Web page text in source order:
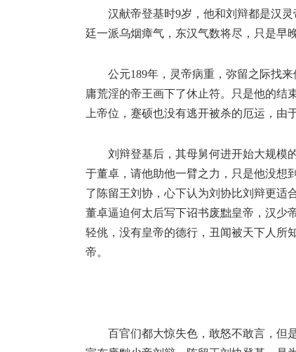
汉献帝登基时9岁，他和刘辩都是汉
廷一派乌烟瘴气，东汉气数将尽，只是早
公元189年，灵帝病重，弥留之际找
庸荒淫的帝王画下了休止符。只是他的结
上帝位，蹇硕也没有逃开被杀的厄运，由
刘辩登基后，其母舅何进开始大规模
于董卓，请他助他一臂之力，只是他没想
了陈留王刘协，心下认为刘协比刘辩更适
董卓逼迫何太后写下诏书废黜皇帝，汉少
轻佻，没有皇帝的德行，丑闻被天下人所
帝。
百官们都大惊失色，敢怒不敢言，但